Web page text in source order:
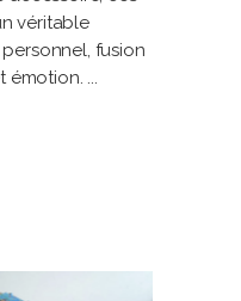
véritable
fusion
émotion.